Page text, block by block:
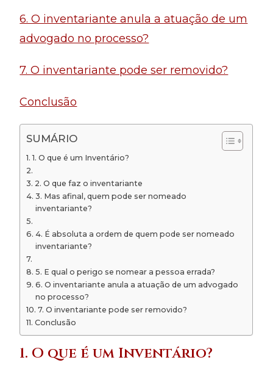
6. O inventariante anula a atuação de um
advogado no processo?
7. O inventariante pode ser removido?
Conclusão
SUMÁRIO
1. O que é um Inventário?
2. O que faz o inventariante
3. Mas afinal, quem pode ser nomeado
inventariante?
4. É absoluta a ordem de quem pode ser nomeado
inventariante?
5. E qual o perigo se nomear a pessoa errada?
6. O inventariante anula a atuação de um advogado
no processo?
7. O inventariante pode ser removido?
Conclusão
1. O que é um Inventário?